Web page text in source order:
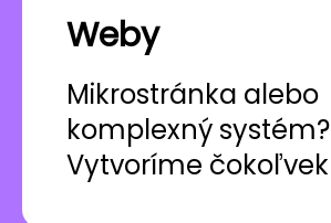
Weby
Mikrostránka alebo
komplexný systém?
Vytvoríme čokoľvek